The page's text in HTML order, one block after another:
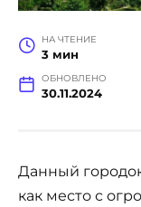
НА ЧТЕНИЕ
3 мин
ОБНОВЛЕНО
30.11.2024
Данный
как место с